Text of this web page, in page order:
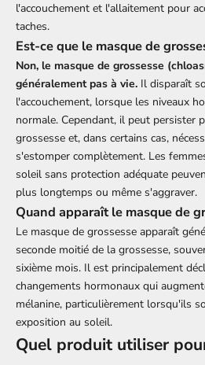
l'accouchement et l'allaitement pour
taches.
Est-ce que le masque de
Non, le masque de grossesse
généralement pas à vie. Il disparaît
l'accouchement, lorsque les niveaux
normale. Cependant, il peut persister
grossesse et, dans certains cas,
s'estomper complètement. Les
soleil sans protection adéquate
plus longtemps ou même s'aggraver.
Quand apparaît le masque de
Le masque de grossesse apparaît
seconde moitié de la grossesse,
sixième mois. Il est principalement
changements hormonaux qui
mélanine, particulièrement lorsqu'ils
exposition au soleil.
Quel produit utiliser